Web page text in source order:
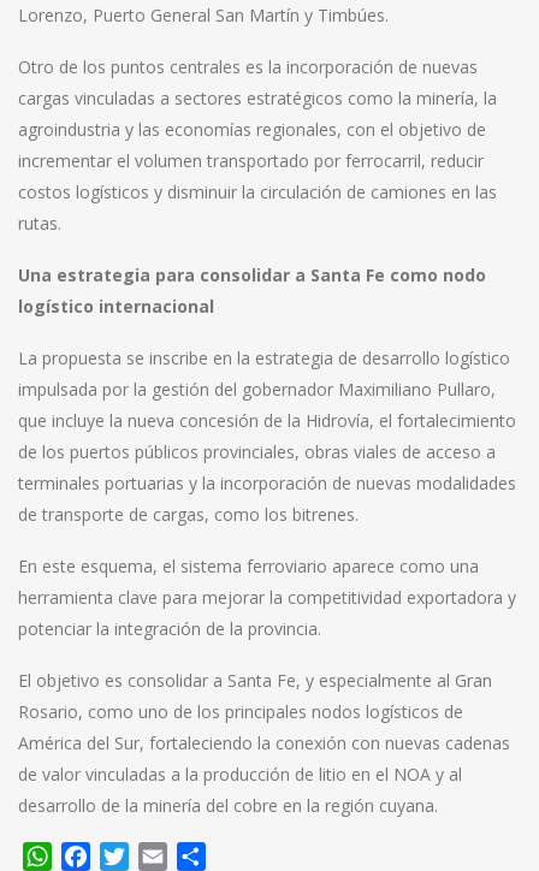
Lorenzo, Puerto General San Martín y Timbúes.
Otro de los puntos centrales es la incorporación de nuevas
cargas vinculadas a sectores estratégicos como la minería, la
agroindustria y las economías regionales, con el objetivo de
incrementar el volumen transportado por ferrocarril, reducir
costos logísticos y disminuir la circulación de camiones en las
rutas.
Una estrategia para consolidar a Santa Fe como nodo
logístico internacional
La propuesta se inscribe en la estrategia de desarrollo logístico
impulsada por la gestión del gobernador Maximiliano Pullaro,
que incluye la nueva concesión de la Hidrovía, el fortalecimiento
de los puertos públicos provinciales, obras viales de acceso a
terminales portuarias y la incorporación de nuevas modalidades
de transporte de cargas, como los bitrenes.
En este esquema, el sistema ferroviario aparece como una
herramienta clave para mejorar la competitividad exportadora y
potenciar la integración de la provincia.
El objetivo es consolidar a Santa Fe, y especialmente al Gran
Rosario, como uno de los principales nodos logísticos de
América del Sur, fortaleciendo la conexión con nuevas cadenas
de valor vinculadas a la producción de litio en el NOA y al
desarrollo de la minería del cobre en la región cuyana.
WhatsApp
FacebookTwitter
Email